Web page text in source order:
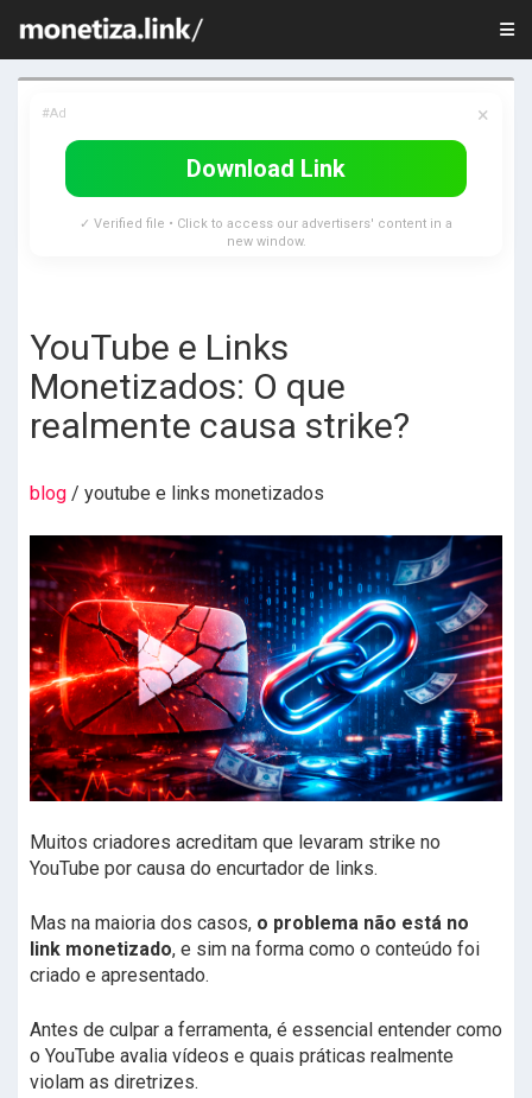
#Ad ×
Download Link
✓ Verified file • Click to access our advertisers' content in a
new window.
YouTube e Links
Monetizados: O que
realmente causa strike?
blog / youtube e links monetizados
Muitos criadores acreditam que levaram strike no
YouTube por causa do encurtador de links.
Mas na maioria dos casos, o problema não está no
link monetizado, e sim na forma como o conteúdo foi
criado e apresentado.
Antes de culpar a ferramenta, é essencial entender como
o YouTube avalia vídeos e quais práticas realmente
violam as diretrizes.